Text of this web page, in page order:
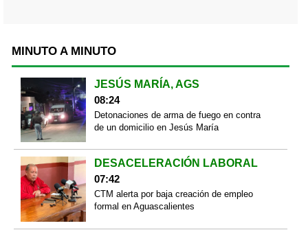
MINUTO A MINUTO
JESÚS MARÍA, AGS
08:24
Detonaciones de arma de fuego en contra
de un domicilio en Jesús María
DESACELERACIÓN LABORAL
07:42
CTM alerta por baja creación de empleo
formal en Aguascalientes